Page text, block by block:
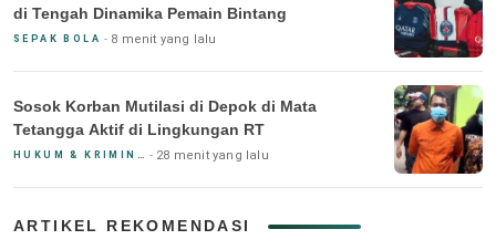
di Tengah Dinamika Pemain Bintang
SEPAK BOLA 8 menit yang lalu
Sosok Korban Mutilasi di Depok di Mata
Tetangga Aktif di Lingkungan RT
28 menit yang lalu
ARTIKEL REKOMENDASI